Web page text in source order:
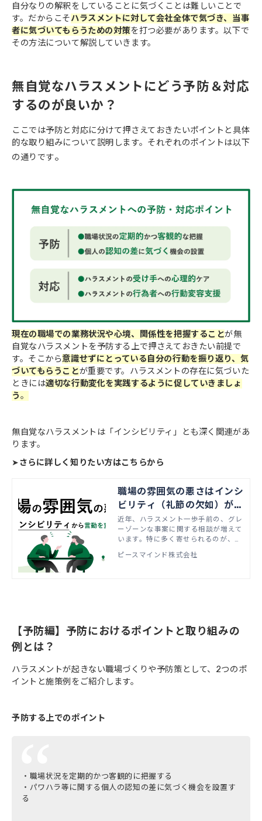
自分なりの解釈をしていることに気づくことは難しいことで
す。だからこそハラスメントに対して会社全体で気づき、当事
者に気づいてもらうための対策を打つ必要があります。以下で
その方法について解説していきます。
無自覚なハラスメントにどう予防＆対応
するのが良いか？
ここでは予防と対応に分けて押さえておきたいポイントと具体
的な取り組みについて説明します。それぞれのポイントは以下
の通りです。
現在の職場での業務状況や心境、関係性を把握することが無
自覚なハラスメントを予防する上で押さえておきたい前提で
す。そこから意識せずにとっている自分の行動を振り返り、気
づいてもらうことが重要です。ハラスメントの存在に気づいた
ときには適切な行動変化を実践するように促していきましょ
う。
無自覚なハラスメントは「インシビリティ」とも深く関連があ
ります。
➤さらに詳しく知りたい方はこちらから
職場の雰囲気の悪さはインシ
ビリティ（礼節の欠如）が原
因？ハラスメントが起こりに
くい職場をつくるコミュニケ
ーション改善施策とは
近年、ハラスメント一歩手前の、グレ
ーゾーンな事案に関する相談が増えて
います。特に多く寄せられるのが、職
社内のコミュニケーションが悪化して
リティ（礼節の欠如）」の観点から、
す。
ピースマインド株式会社
【予防編】予防におけるポイントと取り組みの
例とは？
ハラスメントが起きない職場づくりや予防策として、2つのポ
イントと施策例をご紹介します。
予防する上でのポイント
・職場状況を定期的かつ客観的に把握する
・パワハラ等に関する個人の認知の差に気づく機会を設置す
る